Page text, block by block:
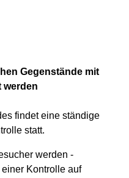
Gegenstände mit
werden
findet eine ständige
statt.
werden -
Kontrolle auf